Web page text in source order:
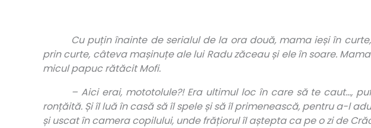
Cu puțin înainte de serialul de la ora două, mama ieși în
prin curte, câteva mașinuțe ale lui Radu zăceau și ele în soare.
micul papuc rătăcit Mofi.
– Aici erai, mototolule?! Era ultimul loc în care să te caut…,
ronțăită. Și îl luă în casă să îl spele și să îl primenească, pentru a-l
și uscat în camera copilului, unde frățiorul îl aștepta ca pe o zi de